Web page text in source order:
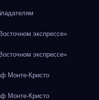
экспрессе»
экспрессе»
Монте-Кристо
Монте-Кристо